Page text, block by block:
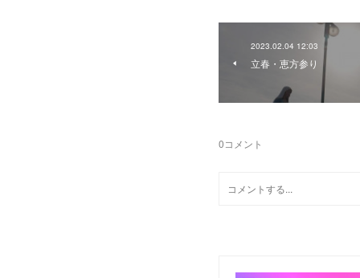
2023.02.04 12:03
立春・恵方参り
0コメント